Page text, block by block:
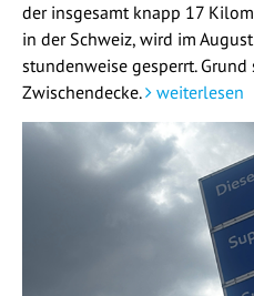
der insgesamt knapp 17
in der Schweiz, wird im
stundenweise gesperrt.
Zwischendecke.
weiterlesen